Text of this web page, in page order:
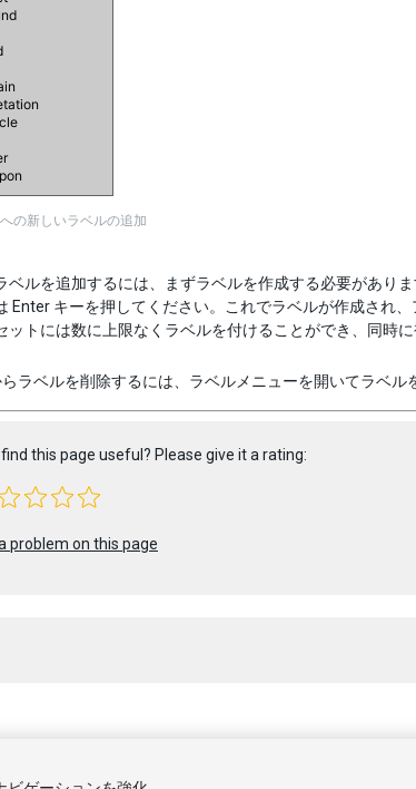
の新しいラベルの追加
ベルを追加するには、まずラベルを作成する必要があり
Enter キーを押してください。これでラベルが作成され
ットには数に上限なくラベルを付けることができ、同時
ラベルを削除するには、ラベルメニューを開いてラベル
this page useful? Please give it a rating:
problem on this page